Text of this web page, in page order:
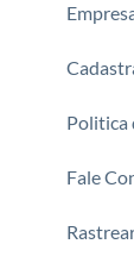
Politica
Fale